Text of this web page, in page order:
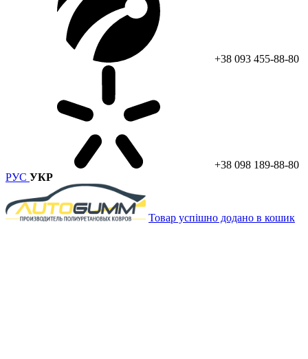
+38 093 455-88-80
+38 098 189-88-80
РУС УКР
Товар успішно додано в кошик